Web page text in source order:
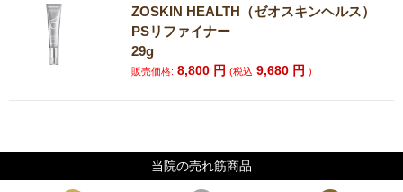
ZOSKIN HEALTH（ゼオスキンヘルス）
PSリファイナー
29g
販売価格: 8,800 円(税込 9,680 円)
当院の売れ筋商品